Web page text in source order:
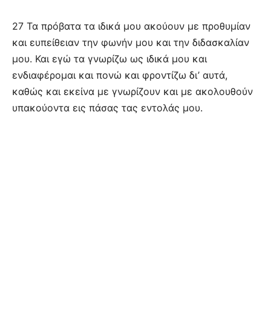
27 Τα πρόβατα τα ιδικά μου ακούουν με προθυμίαν
και ευπείθειαν την φωνήν μου και την διδασκαλίαν
μου. Και εγώ τα γνωρίζω ως ιδικά μου και
ενδιαφέρομαι και πονώ και φροντίζω δι’ αυτά,
καθώς και εκείνα με γνωρίζουν και με ακολουθούν
υπακούοντα εις πάσας τας εντολάς μου.